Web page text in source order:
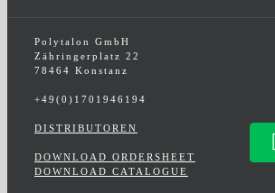
Polytalon GmbH
Zähringerplatz 22
78464 Konstanz
+49(0)1701946194
DISTRIBUTOREN
DOWNLOAD ORDERSHEET
DOWNLOAD CATALOGUE